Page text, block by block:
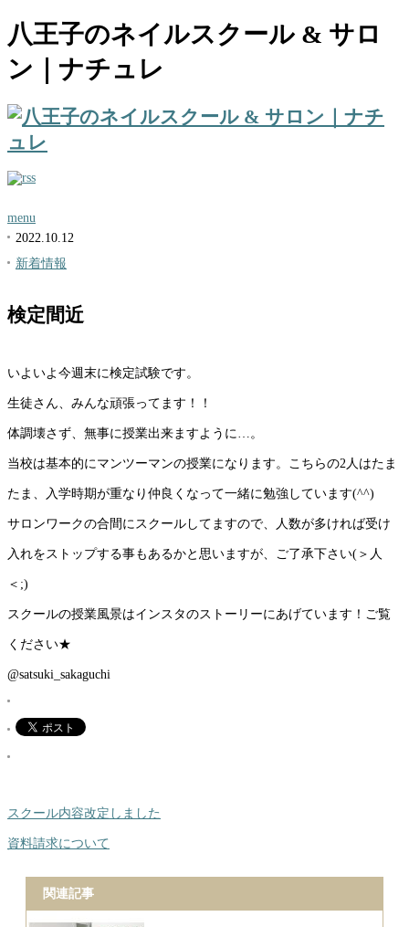
八王子のネイルスクール & サロ
ン｜ナチュレ
menu
2022.10.12
新着情報
検定間近
いよいよ今週末に検定試験です。
生徒さん、みんな頑張ってます！！
体調壊さず、無事に授業出来ますように…。
当校は基本的にマンツーマンの授業になります。こちらの2人はたま
たま、入学時期が重なり仲良くなって一緒に勉強しています(^^)
サロンワークの合間にスクールしてますので、人数が多ければ受け
入れをストップする事もあるかと思いますが、ご了承下さい(＞人
＜;)
スクールの授業風景はインスタのストーリーにあげています！ご覧
ください★
@satsuki_sakaguchi
スクール内容改定しました
資料請求について
関連記事